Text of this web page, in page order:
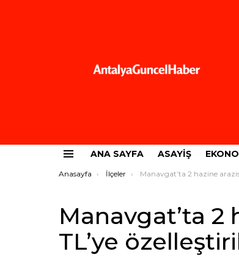
ANA SAYFA ASAYIŞ
Buradasınız:
Anasayfa İlçeler Manavgat’ta 2 hazine arazisi 268 Milyon
Manavgat’ta 2
TL’ye